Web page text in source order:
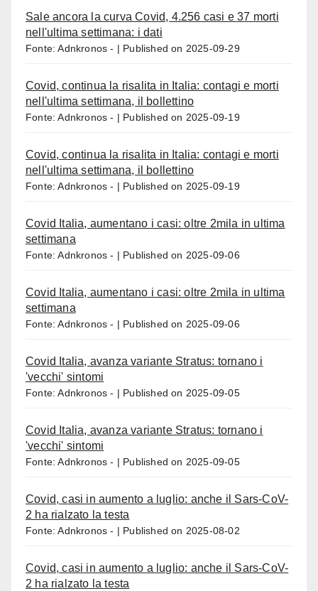
Sale ancora la curva Covid, 4.256 casi e 37 morti
nell'ultima settimana: i dati
Fonte: Adnkronos - Published on 2025-09-29
Covid, continua la risalita in Italia: contagi e morti
nell'ultima settimana, il bollettino
Fonte: Adnkronos - Published on 2025-09-19
Covid, continua la risalita in Italia: contagi e morti
nell'ultima settimana, il bollettino
Fonte: Adnkronos - Published on 2025-09-19
Covid Italia, aumentano i casi: oltre 2mila in ultima
settimana
Fonte: Adnkronos - Published on 2025-09-06
Covid Italia, aumentano i casi: oltre 2mila in ultima
settimana
Fonte: Adnkronos - Published on 2025-09-06
Covid Italia, avanza variante Stratus: tornano i
'vecchi' sintomi
Fonte: Adnkronos - Published on 2025-09-05
Covid Italia, avanza variante Stratus: tornano i
'vecchi' sintomi
Fonte: Adnkronos - Published on 2025-09-05
Covid, casi in aumento a luglio: anche il Sars-CoV-
2 ha rialzato la testa
Fonte: Adnkronos - Published on 2025-08-02
Covid, casi in aumento a luglio: anche il Sars-CoV-
2 ha rialzato la testa